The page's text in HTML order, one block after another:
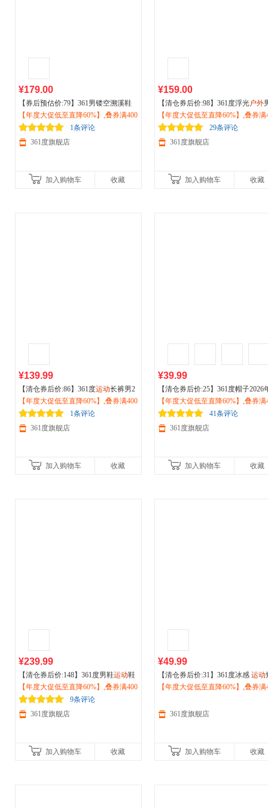
¥179.00
【券后预估价:79】361男镂空溯溪鞋
抽绳新品2026夏运动透气网面户外涉
水鞋572523307
【年度大促低至直降60%】,叠券满400
减150/600减230,立即抢购！
1条评论
361度旗舰店
加入购物车 收藏
¥159.00
【清仓券后价:98】361度浮光户外
运动鞋新款耐磨防滑徒步复古老爹
震跑鞋672512202F
【年度大促低至直降60%】,叠券满
减150/600减230,立即抢购！
29条评论
361度旗舰店
加入购物车 收藏
¥139.99
【清仓券后价:86】361度运动长裤男2
026遮阳防晒裤夏季户外凉感休闲裤子
652614707
【年度大促低至直降60%】,叠券满400
减150/600减230,立即抢购！
1条评论
361度旗舰店
加入购物车 收藏
¥39.99
【清仓券后价:25】361度帽子2026
夏季新款棒球帽户外运动防紫外线
阳帽百搭鸭舌帽612332001
【年度大促低至直降60%】,叠券满
减150/600减230,立即抢购！
41条评论
361度旗舰店
加入购物车 收藏
¥239.99
【清仓券后价:148】361度男鞋运动鞋
2026秋冬季新款户外徒步鞋减震耐磨
越野跑步鞋672532214
【年度大促低至直降60%】,叠券满400
减150/600减230,立即抢购！
9条评论
361度旗舰店
加入购物车 收藏
¥49.99
【清仓券后价:31】361度冰感 运动
恤女2026夏季新款轻薄透气运动短
【年度大促低至直降60%】,叠券满
361度旗舰店
加入购物车 收藏